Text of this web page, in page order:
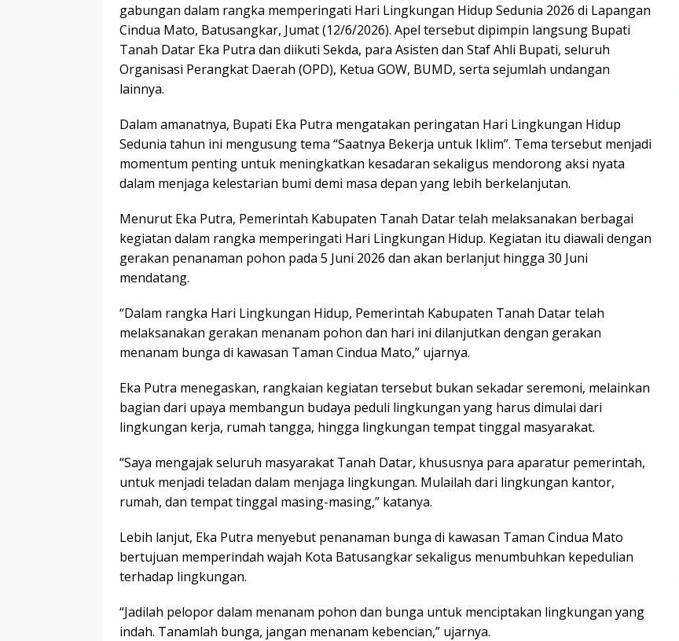
gabungan dalam rangka memperingati Hari Lingkungan Hidup Sedunia 2026 di Lapangan
Cindua Mato, Batusangkar, Jumat (12/6/2026). Apel tersebut dipimpin langsung Bupati
Tanah Datar Eka Putra dan diikuti Sekda, para Asisten dan Staf Ahli Bupati, seluruh
Organisasi Perangkat Daerah (OPD), Ketua GOW, BUMD, serta sejumlah undangan
lainnya.
Dalam amanatnya, Bupati Eka Putra mengatakan peringatan Hari Lingkungan Hidup
Sedunia tahun ini mengusung tema “Saatnya Bekerja untuk Iklim”. Tema tersebut menjadi
momentum penting untuk meningkatkan kesadaran sekaligus mendorong aksi nyata
dalam menjaga kelestarian bumi demi masa depan yang lebih berkelanjutan.
Menurut Eka Putra, Pemerintah Kabupaten Tanah Datar telah melaksanakan berbagai
kegiatan dalam rangka memperingati Hari Lingkungan Hidup. Kegiatan itu diawali dengan
gerakan penanaman pohon pada 5 Juni 2026 dan akan berlanjut hingga 30 Juni
mendatang.
“Dalam rangka Hari Lingkungan Hidup, Pemerintah Kabupaten Tanah Datar telah
melaksanakan gerakan menanam pohon dan hari ini dilanjutkan dengan gerakan
menanam bunga di kawasan Taman Cindua Mato,” ujarnya.
Eka Putra menegaskan, rangkaian kegiatan tersebut bukan sekadar seremoni, melainkan
bagian dari upaya membangun budaya peduli lingkungan yang harus dimulai dari
lingkungan kerja, rumah tangga, hingga lingkungan tempat tinggal masyarakat.
“Saya mengajak seluruh masyarakat Tanah Datar, khususnya para aparatur pemerintah,
untuk menjadi teladan dalam menjaga lingkungan. Mulailah dari lingkungan kantor,
rumah, dan tempat tinggal masing-masing,” katanya.
Lebih lanjut, Eka Putra menyebut penanaman bunga di kawasan Taman Cindua Mato
bertujuan memperindah wajah Kota Batusangkar sekaligus menumbuhkan kepedulian
terhadap lingkungan.
“Jadilah pelopor dalam menanam pohon dan bunga untuk menciptakan lingkungan yang
indah. Tanamlah bunga, jangan menanam kebencian,” ujarnya.